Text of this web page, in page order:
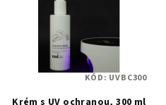
Krém s UV ochranou, 300 ml
KÓD: UVBC300